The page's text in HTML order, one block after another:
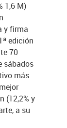
1,6 M)
y firma
edición
70
sábados
más
(12,2% y
a su